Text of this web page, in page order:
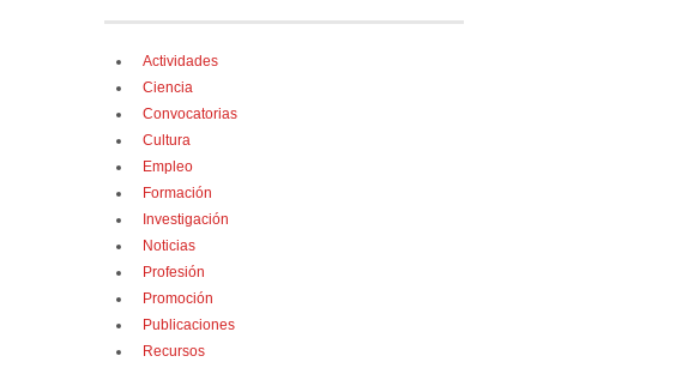
Actividades
Ciencia
Convocatorias
Cultura
Empleo
Formación
Investigación
Noticias
Profesión
Promoción
Publicaciones
Recursos